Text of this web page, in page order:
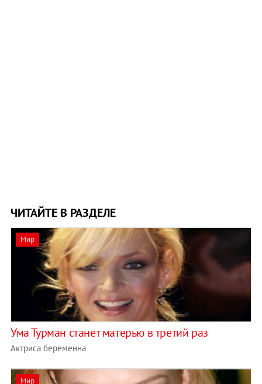
ЧИТАЙТЕ В РАЗДЕЛЕ
Мир
Ума Турман станет матерью в третий раз
Актриса беременна
Мир